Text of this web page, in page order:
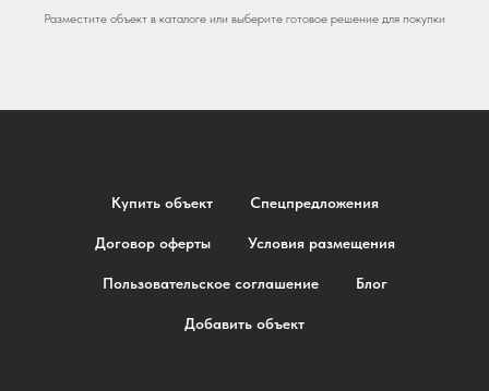
Разместите объект в каталоге или выберите готовое решение для покупки
Купить объект Спецпредложения
Договор оферты Условия размещения
Пользовательское соглашение Блог
Добавить объект